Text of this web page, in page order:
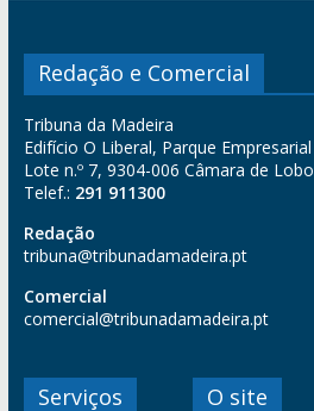
Redação e Comercial
Tribuna da Madeira
Edifício O Liberal, Parque
Lote n.º 7, 9304-006 Câmara de
Telef.: 291 911300
Redação
tribuna@tribunadamadeira.pt
Comercial
comercial@tribunadamadeira.pt
Serviços O site